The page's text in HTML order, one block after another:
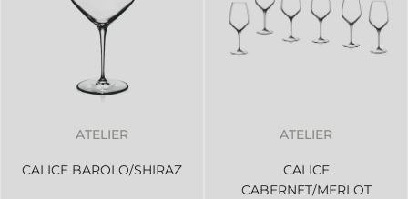
ATELIER
CALICE BAROLO/SHIRAZ
ATELIER
CALICE
CABERNET/MERLOT